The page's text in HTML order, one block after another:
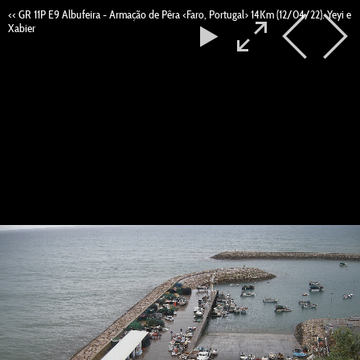
<< GR 11P E9 Albufeira - Armação de Pêra <Faro, Portugal> 14Km (12/04/22). Yeyi e
Xabier